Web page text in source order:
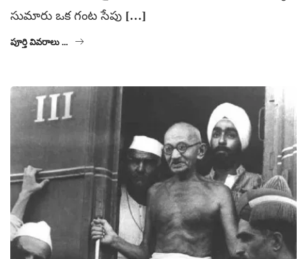
సుమారు ఒక గంట సేపు […]
పూర్తి వివరాలు ...